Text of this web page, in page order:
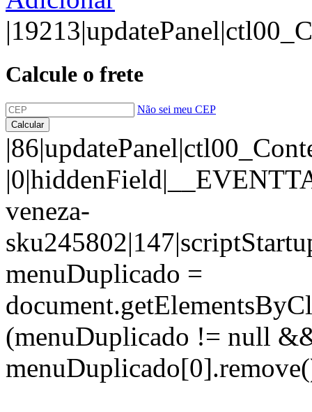
Calcule o frete
Não sei meu CEP
|86|updatePanel|ctl00_ContentPlaceHolder1_updatePanelLiteral| |0|hiddenField|__EVENTTARGET||0|hiddenField|__EVENTARGUMENT||0|hiddenField|__LASTFOCUS||109816|hiddenField|__VIEWSTATE|/wEPDwUJLTkwOTcwMzYwDxYkHhtiQXRySXRlbVByaW1hcmlvU2VsZWNpb25hZG9oHhNWYWxpZGF0ZVJlcXVlc3RNb2RlAgEeD2luY2lkZU9yY2FtZW50bwUFRmFsc2UeD3BmaWRTZWxlY2lvbmFkbwUGMjQ1ODAzHglQcm9kdXRvSWQCj4UIHhNlaFByb2R1dG9Db21iaW5hY2FvaB4ZRHRJdGVuc0F0cmlidXRvU2VjdW5kYXJpbzKXDwABAAAA/////wEAAAAAAAAADAIAAABOU3lzdGVtLkRhdGEsIFZlcnNpb249NC4wLjAuMCwgQ3VsdHVyZT1uZXV0cmFsLCBQdWJsaWNLZXlUb2tlbj1iNzdhNWM1NjE5MzRlMDg5BQEAAAAVU3lzdGVtLkRhdGEuRGF0YVRhYmxlAwAAABlEYXRhVGFibGUuUmVtb3RpbmdWZXJzaW9uCVhtbFNjaGVtYQtYbWxEaWZmR3JhbQMBAQ5TeXN0ZW0uVmVyc2lvbgIAAAAJAwAAAAYEAAAA6gs8P3htbCB2ZXJzaW9uPSIxLjAiIGVuY29kaW5nPSJ1dGYtMTYiPz4NCjx4czpzY2hlbWEgeG1sbnM9IiIgeG1sbnM6eHM9Imh0dHA6Ly93d3cudzMub3JnLzIwMDEvWE1MU2NoZW1hIiB4bWxuczptc2RhdGE9InVybjpzY2hlbWFzLW1pY3Jvc29mdC1jb206eG1sLW1zZGF0YSI+DQogIDx4czplbGVtZW50IG5hbWU9IlRhYmxlMSI+DQogICAgPHhzOmNvbXBsZXhUeXBlPg0KICAgICAgPHhzOnNlcXVlbmNlPg0KICAgICAgICA8eHM6ZWxlbWVudCBuYW1lPSJQcm9kdXRvRmlsaG9JRCIgdHlwZT0ieHM6aW50IiBtc2RhdGE6dGFyZ2V0TmFtZXNwYWNlPSIiIG1pbk9jY3Vycz0iMCIgLz4NCiAgICAgICAgPHhzOmVsZW1lbnQgbmFtZT0iU2t1IiB0eXBlPSJ4czpzdHJpbmciIG1zZGF0YTp0YXJnZXROYW1lc3BhY2U9IiIgbWluT2NjdXJzPSIwIiAvPg0KICAgICAgICA8eHM6ZWxlbWVudCBuYW1lPSJOb21lIiB0eXBlPSJ4czpzdHJpbmciIG1zZGF0YTp0YXJnZXROYW1lc3BhY2U9IiIgbWluT2NjdXJzPSIwIiAvPg0KICAgICAgICA8eHM6ZWxlbWVudCBuYW1lPSJBdHJpYnV0b0l0ZW1JRCIgdHlwZT0ieHM6aW50IiBtc2RhdGE6dGFyZ2V0TmFtZXNwYWNlPSIiIG1pbk9jY3Vycz0iMCIgLz4NCiAgICAgICAgPHhzOmVsZW1lbnQgbmFtZT0iZXN0b3F1ZSIgdHlwZT0ieHM6aW50IiBtc2RhdGE6dGFyZ2V0TmFtZXNwYWNlPSIiIG1pbk9jY3Vycz0iMCIgLz4NCiAgICAgICAgPHhzOmVsZW1lbnQgbmFtZT0icHJlY29ub3JtYWwiIHR5cGU9InhzOmRlY2ltYWwiIG1zZGF0YTp0YXJnZXROYW1lc3BhY2U9IiIgbWluT2NjdXJzPSIwIiAvPg0KICAgICAgICA8eHM6ZWxlbWVudCBuYW1lPSJwcmVjb3Byb21vY2FvIiB0eXBlPSJ4czpkZWNpbWFsIiBtc2RhdGE6dGFyZ2V0TmFtZXNwYWNlPSIiIG1pbk9jY3Vycz0iMCIgLz4NCiAgICAgICAgPHhzOmVsZW1lbnQgbmFtZT0iUHJpbmNpcGFsIiB0eXBlPSJ4czpzdHJpbmciIG1zZGF0YTp0YXJnZXROYW1lc3BhY2U9IiIgbWluT2NjdXJzPSIwIiAvPg0KICAgICAgICA8eHM6ZWxlbWVudCBuYW1lPSJEaXNwb25pdmVsIiB0eXBlPSJ4czpzdHJpbmciIG1zZGF0YTp0YXJnZXROYW1lc3BhY2U9IiIgbWluT2NjdXJzPSIwIiAvPg0KICAgICAgICA8eHM6ZWxlbWVudCBuYW1lPSJPcmRlbSIgdHlwZT0ieHM6aW50IiBtc2RhdGE6dGFyZ2V0TmFtZXNwYWNlPSIiIG1pbk9jY3Vycz0iMCIgLz4NCiAgICAgIDwveHM6c2VxdWVuY2U+DQogICAgPC94czpjb21wbGV4VHlwZT4NCiAgPC94czplbGVtZW50Pg0KICA8eHM6ZWxlbWVudCBuYW1lPSJ0bXBEYXRhU2V0IiBtc2RhdGE6SXNEYXRhU2V0PSJ0cnVlIiBtc2RhdGE6TWFpbkRhdGFUYWJsZT0iVGFibGUxIiBtc2RhdGE6VXNlQ3VycmVudExvY2FsZT0idHJ1ZSI+DQogICAgPHhzOmNvbXBsZXhUeXBlPg0KICAgICAgPHhzOmNob2ljZSBtaW5PY2N1cnM9IjAiIG1heE9jY3Vycz0idW5ib3VuZGVkIiAvPg0KICAgIDwveHM6Y29tcGxleFR5cGU+DQogIDwveHM6ZWxlbWVudD4NCjwveHM6c2NoZW1hPgYFAAAAgAE8ZGlmZmdyOmRpZmZncmFtIHhtbG5zOm1zZGF0YT0idXJuOnNjaGVtYXMtbWljcm9zb2Z0LWNvbTp4bWwtbXNkYXRhIiB4bWxuczpkaWZmZ3I9InVybjpzY2hlbWFzLW1pY3Jvc29mdC1jb206eG1sLWRpZmZncmFtLXYxIiAvPgQDAAAADlN5c3RlbS5WZXJzaW9uBAAAAAZfTWFqb3IGX01pbm9yBl9CdWlsZAlfUmV2aXNpb24AAAAACAgICAIAAAAAAAAA//////////8LHglSZWVzY3JpdGEFLi9wcm9kdXRvcy9tb3ZlaXMvZXNjcml2YW5pbmhhLXZlbmV6YS1za3UyNDU4MDIeGmF0ckl0ZW1QcmltYXJpb1NlbGVjaW9uYWRvAraHAR4cYXRySXRlbVNlY3VuZGFyaW9TZWxlY2lvbmFkb2YeHWJBdHJJdGVtU2VjdW5kYXJpb1NlbGVjaW9uYWRvaB4GTG9qYUlkAsILHgZQcm9kSUQCj4UIHhFsaXN0YVByZWNvQXRhY2FkbzLmCgABAAAA/////